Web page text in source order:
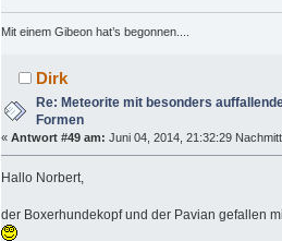
Mit einem Gibeon hat’s begonnen....
Dirk
Re: Meteorite mit besonders
Formen
« Antwort #49 am: Juni 04, 2014, 21:32:29
Hallo Norbert,
der Boxerhundekopf und der Pavian gefallen